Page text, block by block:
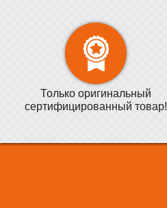
Только оригинальный
сертифицированный товар!